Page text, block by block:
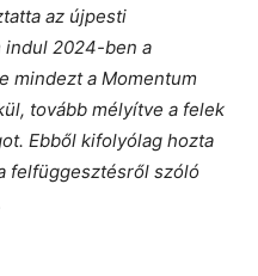
az újpesti
indul 2024-ben a
mindezt a Momentum
tovább mélyítve a felek
Ebből kifolyólag hozta
felfüggesztésről szóló